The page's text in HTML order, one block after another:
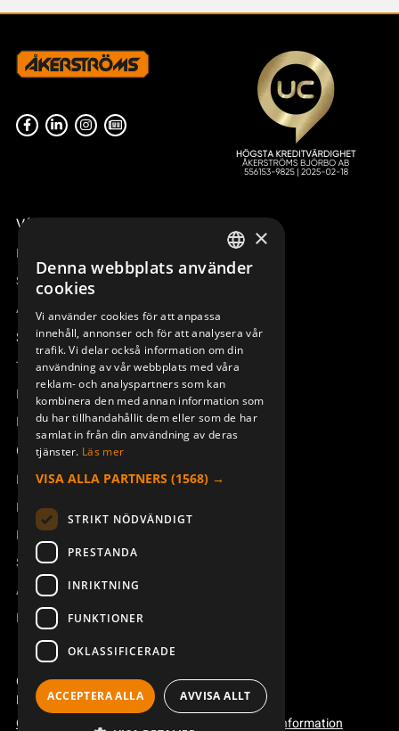
Våra radiostyrningar – översikt
Remotus
Sesam
Access_Ctrl
Support
Teknisk support
Boka service
Manualer och videoinstruktioner
Om Åkerströms
Kontakt
Nyheter
Pressrum
Säkerhet och direktiv
Allmänna villkor
REACH
Copyright ©2026 Åkerströms. All rights reserved.
Björbovägen 143, 786 97 Björbo.
Code of conduct
Webbplatsinformation
SWEDISH
DEUTSCH
×
Denna webbplats använder
cookies
Vi använder cookies för att anpassa
innehåll, annonser och för att analysera vår
trafik. Vi delar också information om din
användning av vår webbplats med våra
reklam- och analyspartners som kan
kombinera den med annan information som
du har tillhandahållit dem eller som de har
samlat in från din användning av deras
tjänster. Läs mer
VISA ALLA PARTNERS (1568) →
STRIKT NÖDVÄNDIGT
PRESTANDA
INRIKTNING
FUNKTIONER
OKLASSIFICERADE
ACCEPTERA ALLA AVVISA ALLT